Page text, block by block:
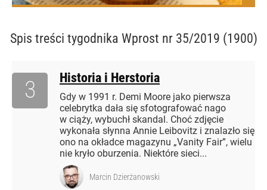
Spis treści tygodnika Wprost nr 35/2019 (1900)
Historia i Herstoria
Gdy w 1991 r. Demi Moore jako pierwsza
celebrytka dała się sfotografować nago
w ciąży, wybuchł skandal. Choć zdjęcie
wykonała słynna Annie Leibovitz i znalazło się
ono na okładce magazynu „Vanity Fair”, wielu
nie kryło oburzenia. Niektóre sieci...
3
Marcin Dzierżanowski